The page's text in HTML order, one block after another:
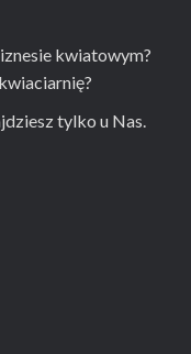
kwiatowym?
tylko u Nas.